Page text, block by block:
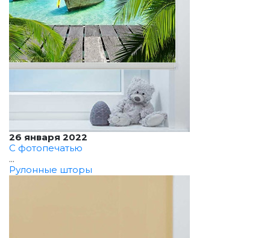
26 января 2022
С фотопечатью
...
Рулонные шторы